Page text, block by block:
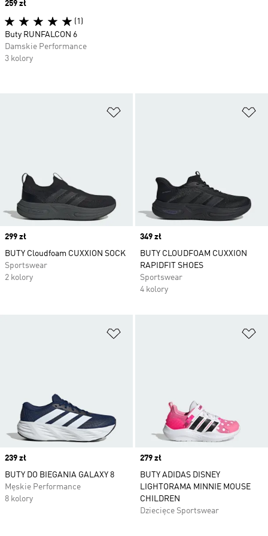
Price
299 zł
BUTY Cloudfoam CUXXION SOCK
Sportswear
2 kolory
Price
349 zł
BUTY CLOUDFOAM CUXXION
RAPIDFIT SHOES
Sportswear
4 kolory
Price
239 zł
BUTY DO BIEGANIA GALAXY 8
Męskie Performance
8 kolory
Price
279 zł
BUTY ADIDAS DISNEY
LIGHTORAMA MINNIE MOUSE
CHILDREN
Dziecięce Sportswear
Price
259 zł
(1)
Buty RUNFALCON 6
Damskie Performance
3 kolory